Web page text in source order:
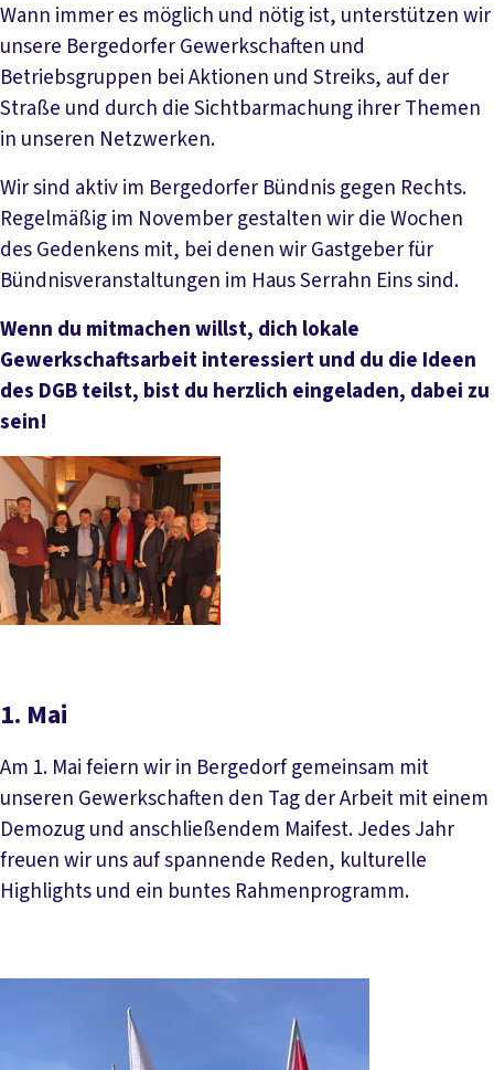
Wann immer es möglich und nötig ist, unterstützen wir
unsere Bergedorfer Gewerkschaften und
Betriebsgruppen bei Aktionen und Streiks, auf der
Straße und durch die Sichtbarmachung ihrer Themen
in unseren Netzwerken.
Wir sind aktiv im Bergedorfer Bündnis gegen Rechts.
Regelmäßig im November gestalten wir die Wochen
des Gedenkens mit, bei denen wir Gastgeber für
Bündnisveranstaltungen im Haus Serrahn Eins sind.
Wenn du mitmachen willst, dich lokale
Gewerkschaftsarbeit interessiert und du die Ideen
des DGB teilst, bist du herzlich eingeladen, dabei zu
sein!
1. Mai
Am 1. Mai feiern wir in Bergedorf gemeinsam mit
unseren Gewerkschaften den Tag der Arbeit mit einem
Demozug und anschließendem Maifest. Jedes Jahr
freuen wir uns auf spannende Reden, kulturelle
Highlights und ein buntes Rahmenprogramm.